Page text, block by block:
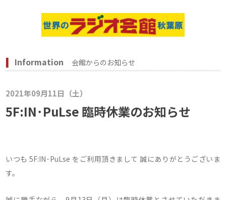
Information 会館からのお知らせ
2021年09月11日（土）
5F:IN･PuLse 臨時休業のお知らせ
いつも 5F:IN･PuLse をご利用頂きまして 誠にありがとうございま
す。